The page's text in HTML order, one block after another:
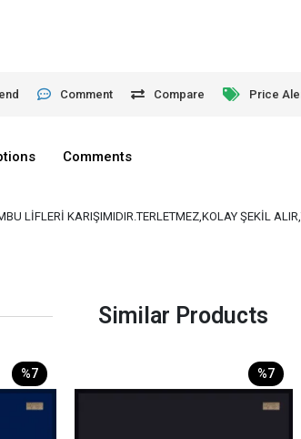
Comment Compare Price
Comments
LİFLERİ KARIŞIMIDIR.TERLETMEZ,KOLAY ŞEKİL
Similar Products
%7 %7